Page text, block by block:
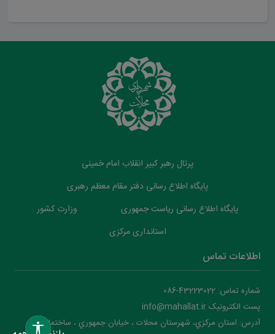
پرتال رهبر کبیر انقلاب امام خمینی
پایگاه اطلاع رسانی دفتر مقام معظم رهبری
پایگاه اطلاع رسانی ریاست جمهوری
وزارت کشور
استانداری مرکزی
اطلاعات تماس
شماره تماس: 43223022-086
پست الکترونیک info@mahallat.ir
آدرس: استان مرکزي، شهرستان محلات ‌‌‌، خيابان جمهوري ، ساختمان